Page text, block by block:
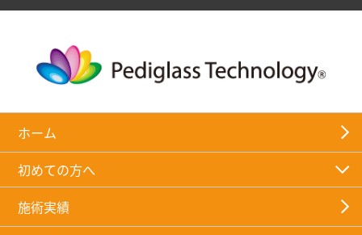
ホーム
初めての方へ
施術実績